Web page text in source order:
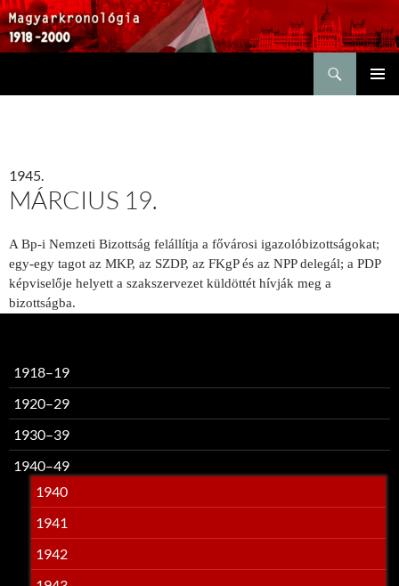
1945.
MÁRCIUS 19.
A Bp-i Nemzeti Bizottság felállítja a fővárosi igazolóbizottságokat;
egy-egy tagot az MKP, az SZDP, az FKgP és az NPP delegál; a PDP
képviselője helyett a szakszervezet küldöttét hívják meg a
bizottságba.
1918–19
1920–29
1930–39
1940–49
1940
1941
1942